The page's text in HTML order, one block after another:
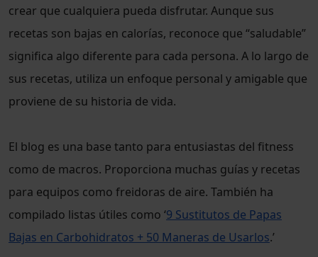
crear que cualquiera pueda disfrutar. Aunque sus
recetas son bajas en calorías, reconoce que “saludable”
significa algo diferente para cada persona. A lo largo de
sus recetas, utiliza un enfoque personal y amigable que
proviene de su historia de vida.
El blog es una base tanto para entusiastas del fitness
como de macros. Proporciona muchas guías y recetas
para equipos como freidoras de aire. También ha
compilado listas útiles como ‘9 Sustitutos de Papas
Bajas en Carbohidratos + 50 Maneras de Usarlos.’